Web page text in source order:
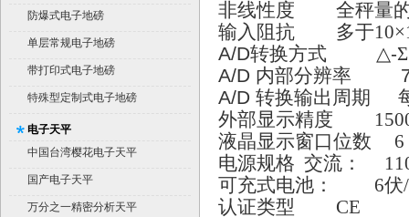
防爆式电子地磅
单层常规电子地磅
带打印式电子地磅
特殊型定制式电子地磅
电子天平
中国台湾樱花电子天平
国产电子天平
万分之一精密分析天平
非线性度 全秤量的
输入阻抗 多于
A/D转换方式 △-Σ
A/D 内部分辨率
A/D 转换输出周期
外部显示精度
液晶显示窗口位数 6
电源规格 交流：
可充式电池： 6伏/
认证类型 CE